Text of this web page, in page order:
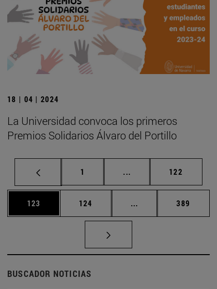
18 | 04 | 2024
La Universidad convoca los primeros
Premios Solidarios Álvaro del Portillo
Página
1 ... Páginas intermedias
Página
122
Página
123 Página
124 ... Páginas intermedias
Página
389
BUSCADOR NOTICIAS